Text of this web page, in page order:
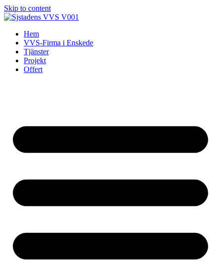
Skip to content
Hem
VVS-Firma i Enskede
Tjänster
Projekt
Offert